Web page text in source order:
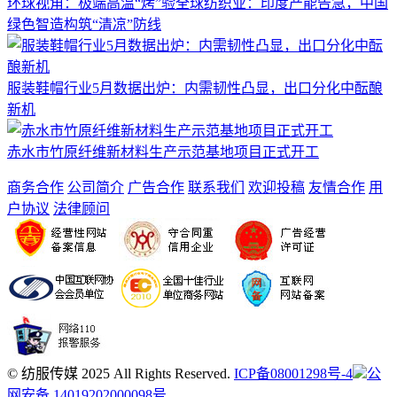
绿色智造构筑“清凉”防线
服装鞋帽行业5月数据出炉：内需韧性凸显，出口分化中酝酿
新机
赤水市竹原纤维新材料生产示范基地项目正式开工
商务合作 公司简介 广告合作 联系我们 欢迎投稿 友情合作 用
户协议 法律顾问
© 纺服传媒 2025 All Rights Reserved. ICP备08001298号-4
公